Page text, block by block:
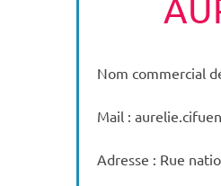
Nom commercial
Mail :
Adresse : Rue